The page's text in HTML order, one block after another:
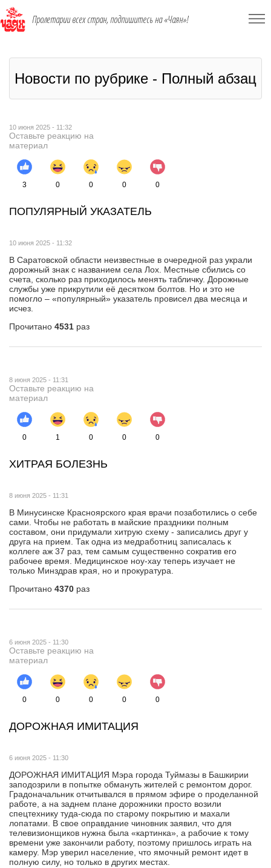
Пролетарии всех стран, подпишитесь на «Чаян»!
Новости по рубрике - Полный абзац
10 июня 2025 - 11:32
Оставьте реакцию на
материал
3 0 0 0 0
ПОПУЛЯРНЫЙ УКАЗАТЕЛЬ
10 июня 2025 - 11:32
В Саратовской области неизвестные в очередной раз украли
дорожный знак с названием села Лох. Местные сбились со
счета, сколько раз приходилось менять табличку. Дорожные
службы уже прикрутили её десятком болтов. Но и это не
помогло – «популярный» указатель провисел два месяца и
исчез.
Прочитано 4531 раз
8 июня 2025 - 11:31
Оставьте реакцию на
материал
0 1 0 0 0
ХИТРАЯ БОЛЕЗНЬ
8 июня 2025 - 11:31
В Минусинске Красноярского края врачи позаботились о себе
сами. Чтобы не работать в майские праздники полным
составом, они придумали хитрую схему - записались друг у
друга на прием. Так одна из медработниц записалась к
коллеге аж 37 раз, тем самым существенно сократив его
рабочее время. Медицинское ноу-хау теперь изучает не
только Минздрав края, но и прокуратура.
Прочитано 4370 раз
6 июня 2025 - 11:30
Оставьте реакцию на
материал
0 0 0 0 0
ДОРОЖНАЯ ИМИТАЦИЯ
6 июня 2025 - 11:30
ДОРОЖНАЯ ИМИТАЦИЯ Мэра города Туймазы в Башкирии
заподозрили в попытке обмануть жителей с ремонтом дорог.
Градоначальник отчитывался в прямом эфире о проделанной
работе, а на заднем плане дорожники просто возили
спецтехнику туда-сюда по старому покрытию и махали
лопатами. В свое оправдание чиновник заявил, что для
телевизионщиков нужна была «картинка», а рабочие к тому
времени уже закончили работу, поэтому пришлось играть на
камеру. Мэр уверил население, что ямочный ремонт идет в
полную силу, но только в других местах.